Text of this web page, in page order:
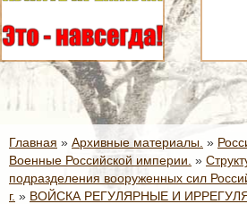
Главная » Архивные материалы. »
Военные Российской империи. »
подразделения вооруженных сил
г. » ВОЙСКА РЕГУЛЯРНЫЕ И